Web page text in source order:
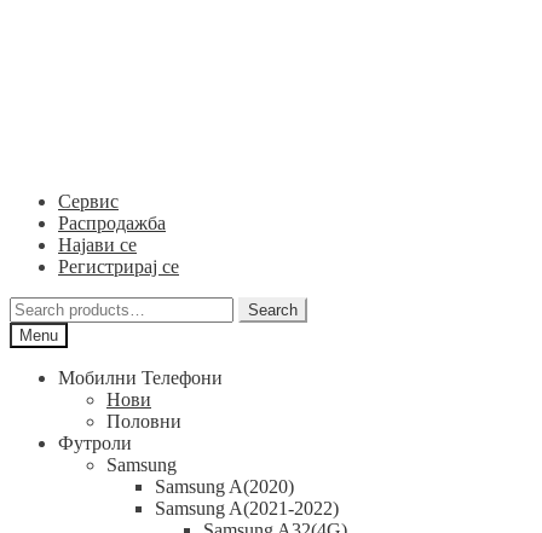
Сервис
Распродажба
Најави се
Регистрирај се
Search
for:
Search
Menu
Мобилни Телефони
Нови
Половни
Футроли
Samsung
Samsung A(2020)
Samsung A(2021-2022)